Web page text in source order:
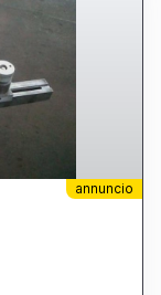
annuncio